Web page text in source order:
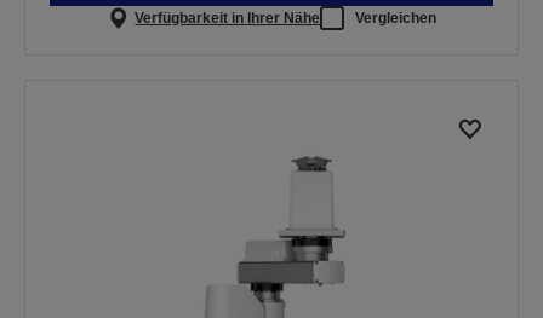
Verfügbarkeit in Ihrer Nähe Vergleichen